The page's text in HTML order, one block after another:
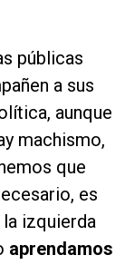
públicas
a sus
aunque
machismo,
que
es
la izquierda
aprendamos